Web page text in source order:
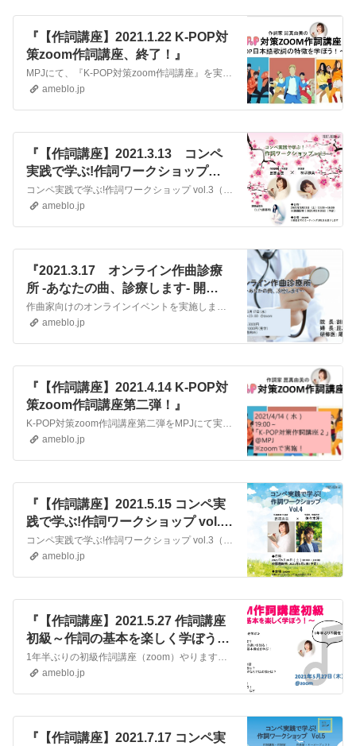
『【作詞講座】2021.1.22 K-POP対
策zoom作詞講座、終了！』
MPJにて、『K-POP対策zoom作詞講座』を実施しました！※遅ればせながらUP…！ K-POPに特化した授業は初めて！最近のK-POP市場のお話から、韓国…
ameblo.jp
『【作詞講座】2021.3.13 コンペ
実践で学ぶ!作詞ワークショップ
vol.3 実施！』
コンペ実践で学ぶ!作詞ワークショップ vol.3（zoom開催） を2021年3月13日に実施します。既に数件お申込みをいただいております！ありがとうございま…
ameblo.jp
『2021.3.17 オンライン作曲診療
所 -あなたの曲、診療します- 開
院！』
作曲家向けのオンラインイベントを実施します！その名も『オンライン作曲診療所 -あなたの曲、診療します-』。 『誰も教えたがらない! キャッチーなメロディの極…
ameblo.jp
『【作詞講座】2021.4.14 K-POP対
策zoom作詞講座第二弾！』
K-POP対策zoom作詞講座第二弾をMPJにて実施します！ 前回の講座でお話しした、K-POPならではのポイントや、K-POPの歌詞の面白さを復習しながら、…
ameblo.jp
『【作詞講座】2021.5.15 コンペ実
践で学ぶ!作詞ワークショップ vol.4
実施！』
コンペ実践で学ぶ!作詞ワークショップ vol.3（zoom開催） を2021年5月15日に実施します。ゲストは作詞家/作編曲家の佐々木淳一さん。テーマは【アッ…
ameblo.jp
『【作詞講座】2021.5.27 作詞講座
初級～作詞の基本を楽しく学ぼう！
～@MPJ』
1年半ぶりの初級作詞講座（zoom）やります！ ----歌詞を書いてみたい！と思っても、どこから書き始めたらよいのか、何を書いたらいいのか悩むかもしれませ…
ameblo.jp
『【作詞講座】2021.7.17 コンペ実